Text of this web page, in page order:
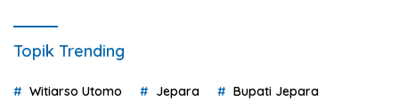
Topik Trending
Witiarso Utomo Jepara Bupati Jepara